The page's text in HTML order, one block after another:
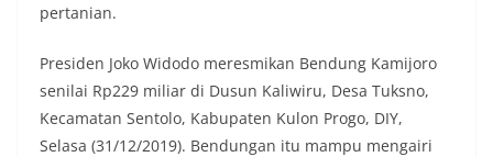
pertanian.
Presiden Joko Widodo meresmikan Bendung Kamijoro
senilai Rp229 miliar di Dusun Kaliwiru, Desa Tuksno,
Kecamatan Sentolo, Kabupaten Kulon Progo, DIY,
Selasa (31/12/2019). Bendungan itu mampu mengairi